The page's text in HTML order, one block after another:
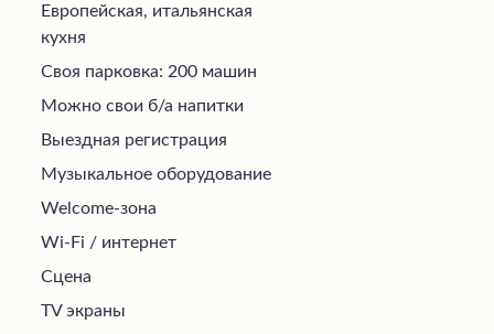
Европейская, итальянская
кухня
Своя парковка: 200 машин
Можно свои б/а напитки
Выездная регистрация
Музыкальное оборудование
Welcome-зона
Wi-Fi / интернет
Сцена
TV экраны